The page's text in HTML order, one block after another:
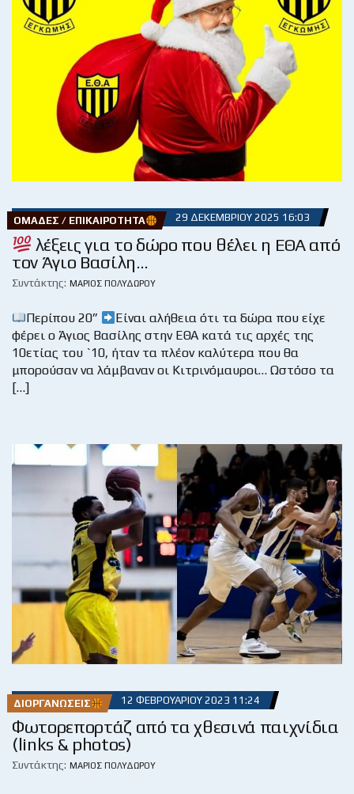
ΟΜΆΔΕΣ / ΕΠΙΚΑΙΡΌΤΗΤΑ 29 ΔΕΚΕΜΒΡΊΟΥ 2025 16:03
λέξεις για το δώρο που θέλει η ΕΘΑ από
τον Άγιο Βασίλη…
Συντάκτης: ΜΆΡΙΟΣ ΠΟΛΥΔΏΡΟΥ
Περίπου 20”
Είναι αλήθεια ότι τα δώρα που είχε
φέρει ο Άγιος Βασίλης στην ΕΘΑ κατά τις αρχές της
10ετίας του `10, ήταν τα πλέον καλύτερα που θα
μπορούσαν να λάμβαναν οι Κιτρινόμαυροι… Ωστόσο τα
[…]
ΔΙΟΡΓΑΝΏΣΕΙΣ 12 ΦΕΒΡΟΥΑΡΊΟΥ 2023 11:24
Φωτορεπορτάζ από τα χθεσινά παιχνίδια
(links & photos)
Συντάκτης: ΜΆΡΙΟΣ ΠΟΛΥΔΏΡΟΥ